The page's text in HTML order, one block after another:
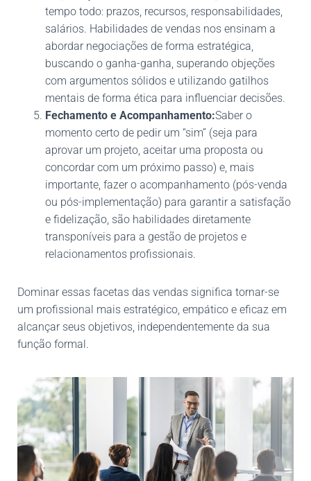
tempo todo: prazos, recursos, responsabilidades,
salários. Habilidades de vendas nos ensinam a
abordar negociações de forma estratégica,
buscando o ganha-ganha, superando objeções
com argumentos sólidos e utilizando gatilhos
mentais de forma ética para influenciar decisões.
Fechamento e Acompanhamento:Saber o
momento certo de pedir um “sim” (seja para
aprovar um projeto, aceitar uma proposta ou
concordar com um próximo passo) e, mais
importante, fazer o acompanhamento (pós-venda
ou pós-implementação) para garantir a satisfação
e fidelização, são habilidades diretamente
transponíveis para a gestão de projetos e
relacionamentos profissionais.
Dominar essas facetas das vendas significa tornar-se
um profissional mais estratégico, empático e eficaz em
alcançar seus objetivos, independentemente da sua
função formal.